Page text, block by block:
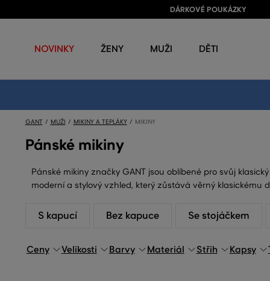
DÁRKOVÉ POUKÁZKY
NOVINKY ŽENY MUŽI DĚTI
GANT MUŽI MIKINY A TEPLÁKY MIKINY
Pánské mikiny
Pánské mikiny značky GANT jsou oblíbené pro svůj
moderní a stylový vzhled, který zůstává věrný klasickému
S kapucí Bez kapuce Se stojáčkem
Ceny Velikosti Barvy Materiál Střih Kapsy